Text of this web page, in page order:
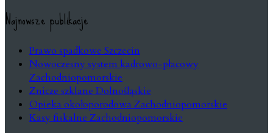
Najnowsze publikacje
Prawo spadkowe Szczecin
Nowoczesny system kadrowo-płacowy
Zachodniopomorskie
Znicze szklane Dolnośląskie
Opieka okołoporodowa Zachodniopomorskie
Kasy fiskalne Zachodniopomorskie